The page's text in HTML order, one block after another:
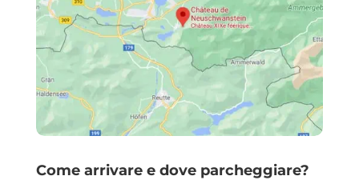
Come arrivare e dove parcheggiare?